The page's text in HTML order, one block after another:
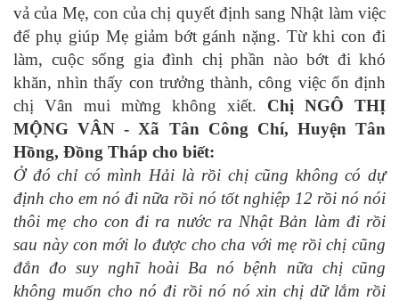
vả của Mẹ, con của chị quyết định sang Nhật làm việc
để phụ giúp Mẹ giảm bớt gánh nặng. Từ khi con đi
làm, cuộc sống gia đình chị phần nào bớt đi khó
khăn, nhìn thấy con trưởng thành, công việc ổn định
chị Vân mui mừng không xiết. Chị NGÔ THỊ
MỘNG VÂN - Xã Tân Công Chí, Huyện Tân
Hồng, Đồng Tháp cho biết:
Ở đó chỉ có mình Hải là rồi chị cũng không có dự
định cho em nó đi nữa rồi nó tốt nghiệp 12 rồi nó nói
thôi mẹ cho con đi ra nước ra Nhật Bản làm đi rồi
sau này con mới lo được cho cha với mẹ rồi chị cũng
đắn đo suy nghĩ hoài Ba nó bệnh nữa chị cũng
không muốn cho nó đi rồi nó nó xin chị dữ lắm rồi